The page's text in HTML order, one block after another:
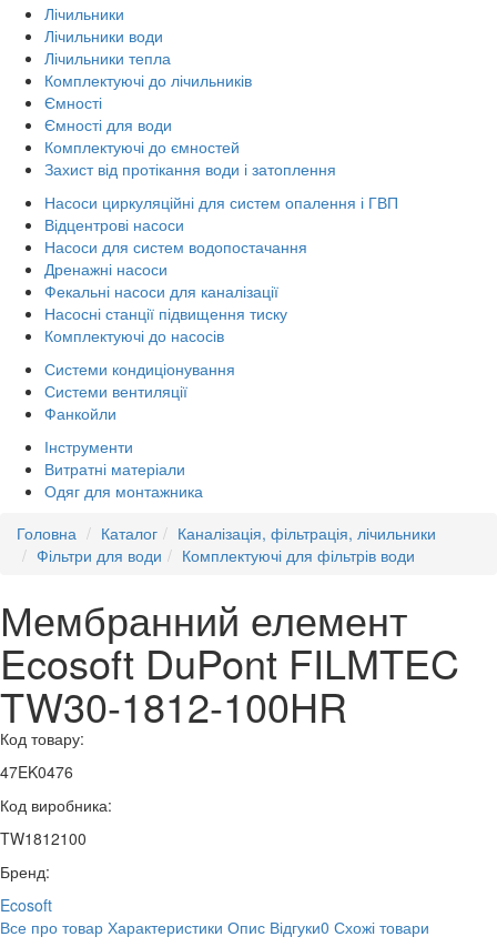
Лічильники
Лічильники води
Лічильники тепла
Комплектуючі до лічильників
Ємності
Ємності для води
Комплектуючі до ємностей
Захист від протікання води і затоплення
Насоси циркуляційні для систем опалення і ГВП
Відцентрові насоси
Насоси для систем водопостачання
Дренажні насоси
Фекальні насоси для каналізації
Насосні станції підвищення тиску
Комплектуючі до насосів
Системи кондиціонування
Системи вентиляції
Фанкойли
Інструменти
Витратні матеріали
Одяг для монтажника
Головна
Каталог
Каналізація, фільтрація, лічильники
Фільтри для води
Комплектуючі для фільтрів води
Мембранний елемент
Ecosoft DuPont FILMTEC
TW30-1812-100HR
Код товару:
47EK0476
Код виробника:
TW1812100
Бренд:
Ecosoft
Все про товар Характеристики Опис Відгуки0 Схожі товари